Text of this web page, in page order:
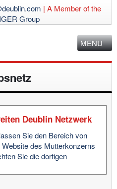
| A Member of the
Group
MENU
Deublin Netzwerk
Sie den Bereich von
des Mutterkonzerns
Sie die dortigen